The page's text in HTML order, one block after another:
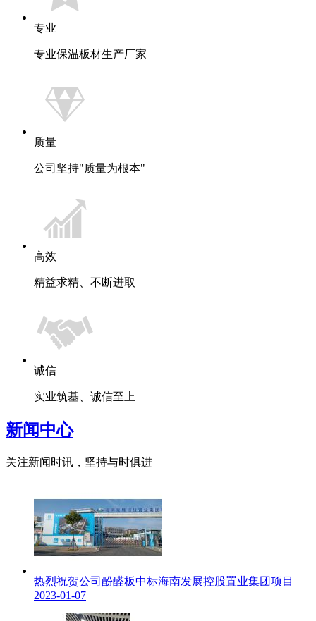
专业
专业保温板材生产厂家
质量
公司坚持"质量为根本"
高效
精益求精、不断进取
诚信
实业筑基、诚信至上
新闻中心
关注新闻时讯，坚持与时俱进
热烈祝贺公司酚醛板中标海南发展控股置业集团项目
2023-01-07